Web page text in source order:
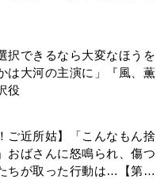
択できるなら大変なほうを
は大河の主演に」『風、薫
役
ご近所姑】「こんなもん捨
おばさんに怒鳴られ、傷つ
ちが取った行動は…【第3